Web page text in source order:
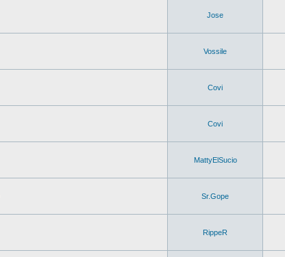
Jose
Vossile
Covi
Covi
MattyElSucio
Sr.Gope
RippeR